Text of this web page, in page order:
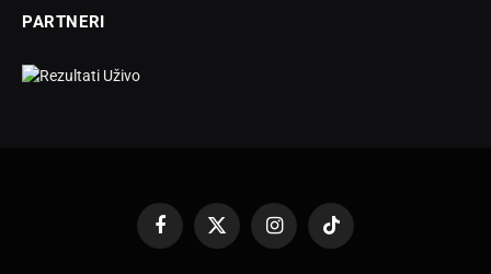
PARTNERI
FacebookX
InstagramTikTok